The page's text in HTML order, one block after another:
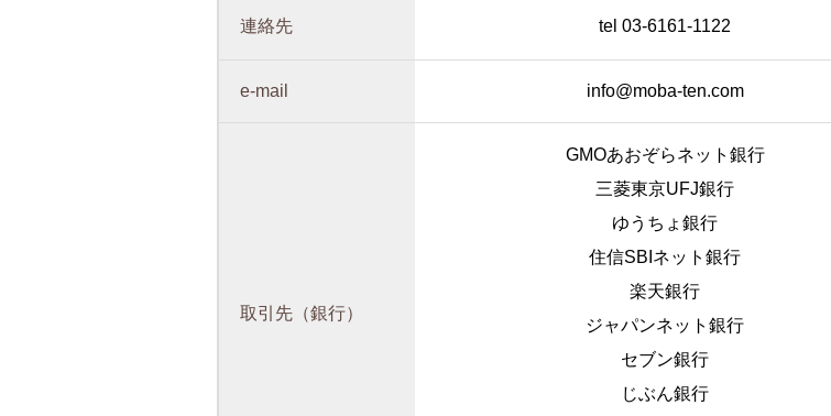
連絡先 tel 03-6161-1122
e-mail info@moba-ten.com
取引先（銀行）
GMOあおぞらネット銀行
三菱東京UFJ銀行
ゆうちょ銀行
住信SBIネット銀行
楽天銀行
ジャパンネット銀行
セブン銀行
じぶん銀行